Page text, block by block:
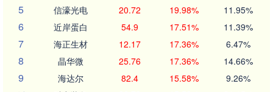
5 信濠光电 20.72 19.98% 11.95%
6 近岸蛋白 54.9 17.51% 11.39%
7 海正生材 12.17 17.36% 6.47%
8 晶华微 25.76 17.36% 14.66%
9 海达尔 82.4 15.58% 9.26%